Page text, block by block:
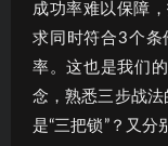
成功率难以保障
求同时符合3个条
率。这也是我们
念，熟悉三步战法
是“三把锁”？又